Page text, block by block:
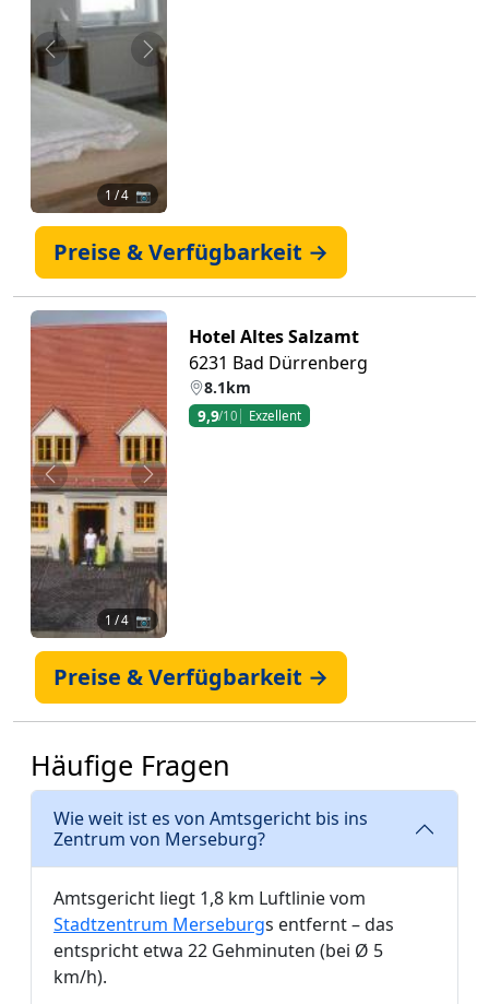
Zurück Weiter
1 / 4 📷
Preise & Verfügbarkeit →
Zurück Weiter
1 / 4 📷
Hotel Altes Salzamt
6231 Bad Dürrenberg
8.1km
9,9/10 Exzellent
Preise & Verfügbarkeit →
Häufige Fragen
Wie weit ist es von Amtsgericht bis ins
Zentrum von Merseburg?
Amtsgericht liegt 1,8 km Luftlinie vom
Stadtzentrum Merseburgs entfernt – das
entspricht etwa 22 Gehminuten (bei Ø 5
km/h).